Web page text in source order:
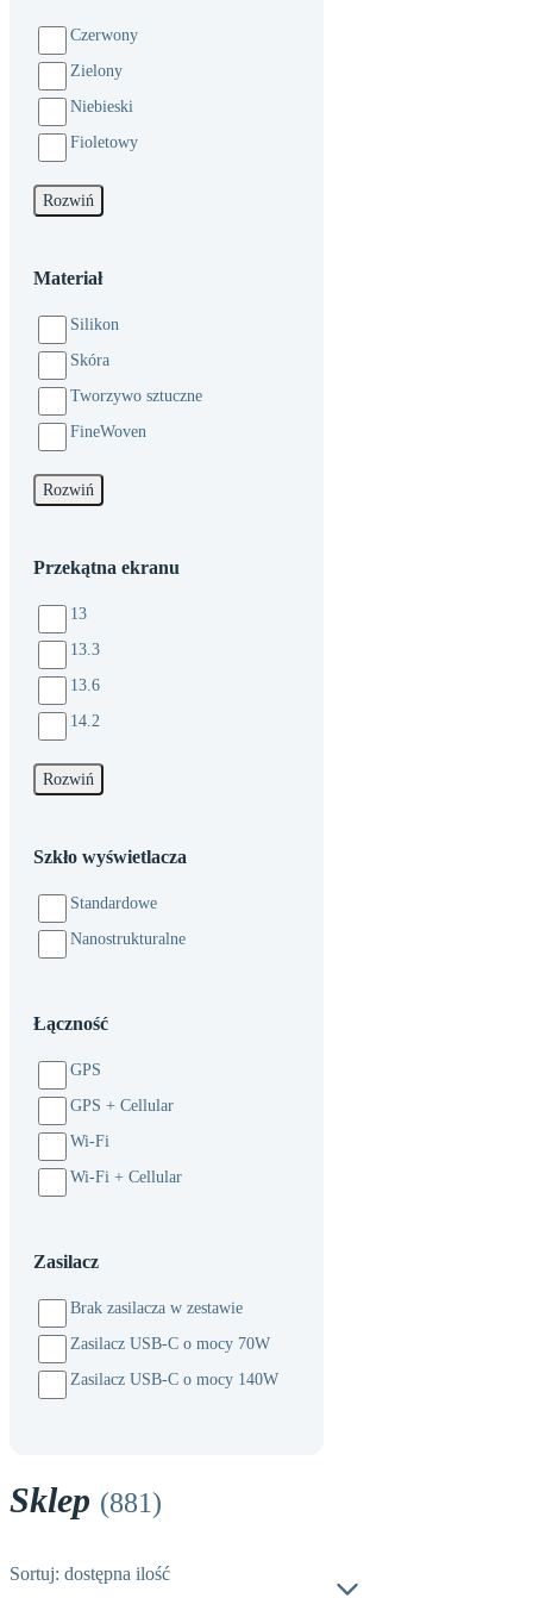
Czerwony
Zielony
Niebieski
Fioletowy
Rozwiń
Materiał
Silikon
Skóra
Tworzywo sztuczne
FineWoven
Rozwiń
Przekątna ekranu
13
13.3
13.6
14.2
Rozwiń
Szkło wyświetlacza
Standardowe
Nanostrukturalne
Łączność
GPS
GPS + Cellular
Wi-Fi
Wi-Fi + Cellular
Zasilacz
Brak zasilacza w zestawie
Zasilacz USB-C o mocy 70W
Zasilacz USB-C o mocy 140W
Sklep (881)
Sortuj: dostępna ilość